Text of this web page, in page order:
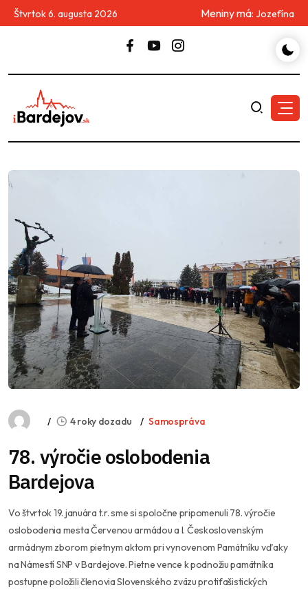
Štvrtok 6. augusta 2026 Meniny má: Jozefína
4 roky dozadu Samospráva
78. výročie oslobodenia
Bardejova
Vo štvrtok 19. januára t.r. sme si spoločne pripomenuli 78. výročie
oslobodenia mesta Červenou armádou a I. Československým
armádnym zborom pietnym aktom pri vynovenom Pamätníku vďaky
na Námestí SNP v Bardejove. Pietne vence k podnožiu pamätníka
postupne položili členovia Slovenského zväzu protifašistických